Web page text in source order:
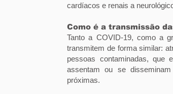
cardíacos e renais a
Como é a transmissão
Tanto a COVID-19, como a
transmitem de forma similar:
pessoas contaminadas, que
assentam ou se
próximas.